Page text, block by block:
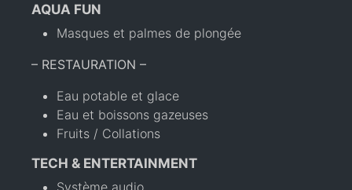
AQUA FUN
Masques et palmes de plongée
– RESTAURATION –
Eau potable et glace
Eau et boissons gazeuses
Fruits / Collations
TECH & ENTERTAINMENT
Système audio